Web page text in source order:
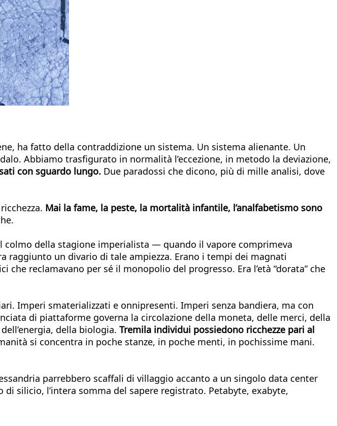
ha fatto della contraddizione un sistema. Un sistema alienante. Un
Abbiamo trasfigurato in normalità l’eccezione, in metodo la deviazione,
con sguardo lungo. Due paradossi che dicono, più di mille analisi, dove
Mai la fame, la peste, la mortalità infantile, l’analfabetismo sono
colmo della stagione imperialista — quando il vapore comprimeva
raggiunto un divario di tale ampiezza. Erano i tempi dei magnati
reclamavano per sé il monopolio del progresso. Era l’età “dorata” che
Imperi smaterializzati e onnipresenti. Imperi senza bandiera, ma con
di piattaforme governa la circolazione della moneta, delle merci, della
della biologia. Tremila individui possiedono ricchezze pari al
si concentra in poche stanze, in poche menti, in pochissime mani.
parrebbero scaffali di villaggio accanto a un singolo data center
silicio, l’intera somma del sapere registrato. Petabyte, exabyte,